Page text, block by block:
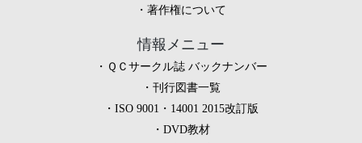
著作権について
情報メニュー
ＱＣサークル誌 バックナンバー
刊行図書一覧
ISO 9001・14001 2015改訂版
DVD教材